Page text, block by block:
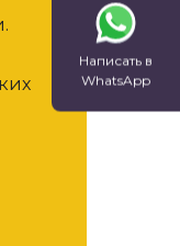
Написать в
WhatsApp